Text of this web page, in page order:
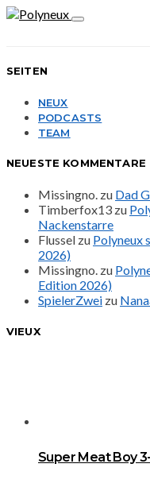
SEITEN
NEUX
PODCASTS
TEAM
NEUESTE KOMMENTARE
Missingno. zu Dad
Timberfox13 zu
Nackenstarre
Flussel zu Polyneux
2026)
Missingno. zu
Edition 2026)
SpielerZwei zu
VIEUX
Super Meat Boy